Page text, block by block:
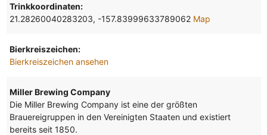
Trinkkoordinaten:
21.28260040283203, -157.83999633789062 Map
Bierkreiszeichen:
Bierkreiszeichen ansehen
Miller Brewing Company
Die Miller Brewing Company ist eine der größten
Brauereigruppen in den Vereinigten Staaten und existiert
bereits seit 1850.